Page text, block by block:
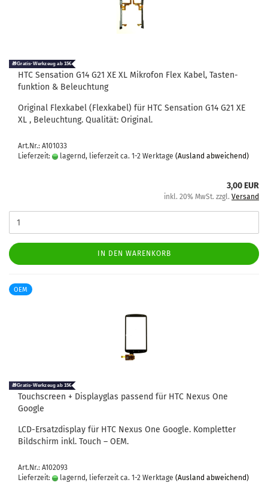
HTC Sen­sa­ti­on G14 G21 XE XL Mi­kro­fon Flex Kabel, Tas­ten­
funk­ti­on & Be­leuch­tung
Ori­gi­nal Flex­ka­bel (Flex­ka­bel) für HTC Sen­sa­ti­on G14 G21 XE
XL , Be­leuch­tung. Qua­li­tät: Ori­gi­nal.
Art.Nr.: A101033
Lieferzeit:
lagernd, lieferzeit ca. 1-2 Werktage (Ausland abweichend)
3,00 EUR
inkl. 20% MwSt. zzgl. Versand
IN DEN WARENKORB
OEM
Touch­screen + Dis­play­glas pas­send für HTC Nexus One
Goog­le
LCD-​Ersatzdisplay für HTC Nexus One Goog­le. Kom­plet­ter
Bild­schirm inkl. Touch – OEM.
Art.Nr.: A102093
Lieferzeit:
lagernd, lieferzeit ca. 1-2 Werktage (Ausland abweichend)